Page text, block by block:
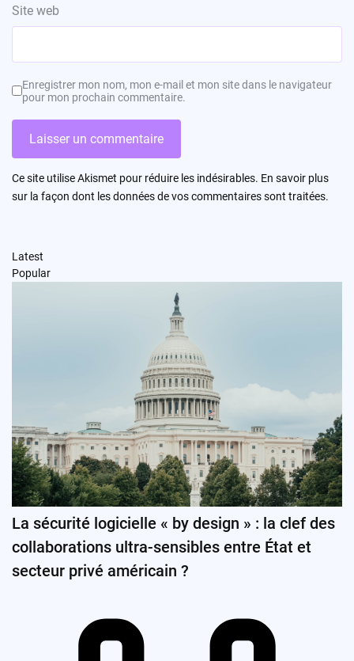
Site web
Enregistrer mon nom, mon e-mail et mon site dans le navigateur
pour mon prochain commentaire.
Ce site utilise Akismet pour réduire les indésirables. En savoir plus
sur la façon dont les données de vos commentaires sont traitées.
Latest
Popular
La sécurité logicielle « by design » : la clef des
collaborations ultra-sensibles entre État et
secteur privé américain ?